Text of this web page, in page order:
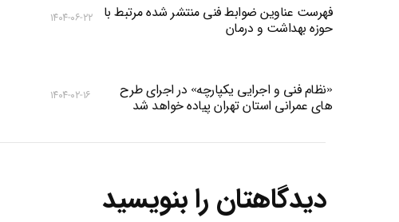
فهرست عناوین ضوابط فنی منتشر شده مرتبط با
حوزه بهداشت و درمان
۱۴۰۴-۰۶-۲۲
«نظام فنی و اجرایی یکپارچه» در اجرای طرح
های عمرانی استان تهران پیاده خواهد شد
۱۴۰۴-۰۲-۱۶
دیدگاهتان را بنویسید